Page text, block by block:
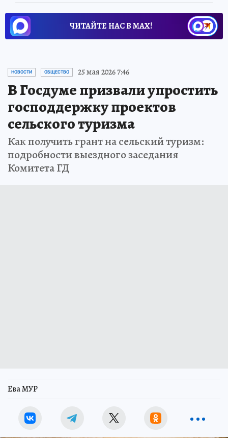
ЧИТАЙТЕ НАС В МАХ!
НОВОСТИ ОБЩЕСТВО 25 мая 2026 7:46
В Госдуме призвали упростить
господдержку проектов
сельского туризма
Как получить грант на сельский туризм:
подробности выездного заседания
Комитета ГД
Ева МУР